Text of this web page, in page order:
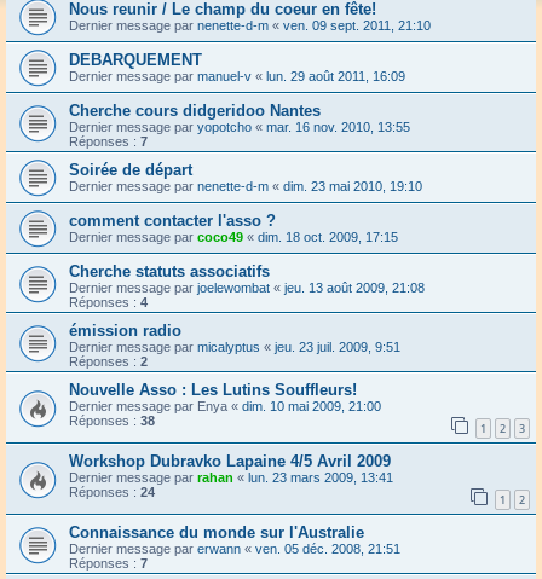
Nous reunir / Le champ du coeur en fête!
Dernier message par nenette-d-m « ven. 09 sept. 2011, 21:10
DEBARQUEMENT
Dernier message par manuel-v « lun. 29 août 2011, 16:09
Cherche cours didgeridoo Nantes
Dernier message par yopotcho « mar. 16 nov. 2010, 13:55
Réponses : 7
Soirée de départ
Dernier message par nenette-d-m « dim. 23 mai 2010, 19:10
comment contacter l'asso ?
Dernier message par coco49 « dim. 18 oct. 2009, 17:15
Cherche statuts associatifs
Dernier message par joelewombat « jeu. 13 août 2009, 21:08
Réponses : 4
émission radio
Dernier message par micalyptus « jeu. 23 juil. 2009, 9:51
Réponses : 2
Nouvelle Asso : Les Lutins Souffleurs!
Dernier message par Enya « dim. 10 mai 2009, 21:00
Réponses : 38 1 2 3
Workshop Dubravko Lapaine 4/5 Avril 2009
Dernier message par rahan « lun. 23 mars 2009, 13:41
Réponses : 24 1 2
Connaissance du monde sur l'Australie
Dernier message par erwann « ven. 05 déc. 2008, 21:51
Réponses : 7